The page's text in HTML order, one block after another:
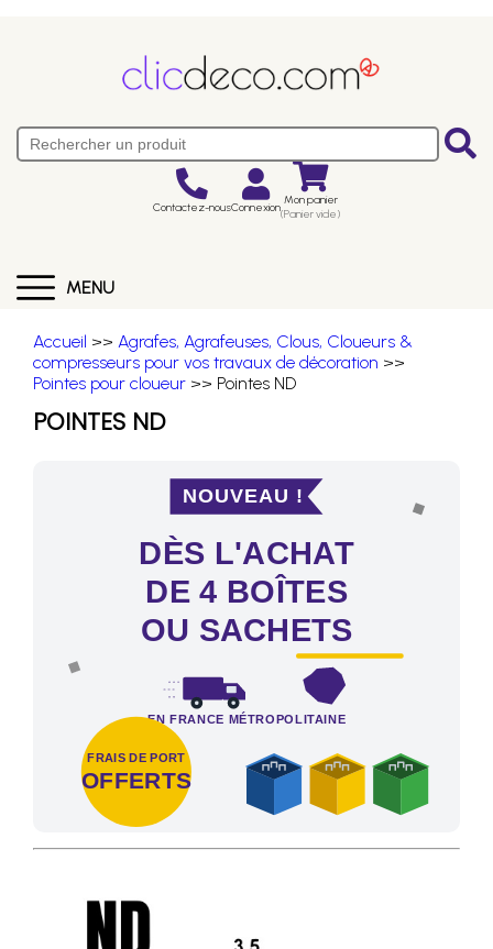
Contactez-nousConnexion Mon panier
(Panier vide)
MENU
Accueil >> Agrafes, Agrafeuses, Clous, Cloueurs &
compresseurs pour vos travaux de décoration >>
Pointes pour cloueur >> Pointes ND
POINTES ND
NOUVEAU !
DÈS L'ACHAT
DE 4 BOÎTES
OU SACHETS
EN FRANCE MÉTROPOLITAINE
FRAIS DE PORT
OFFERTS
Frais de port offerts en France métropolitaine dès l'achat de